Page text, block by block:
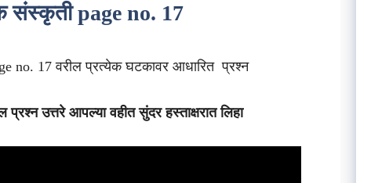
संस्कृती page no. 17
no. 17 वरील प्रत्येक घटकावर आधारित प्रश्न
उत्तरे आपल्या वहीत सुंदर हस्ताक्षरात लिहा